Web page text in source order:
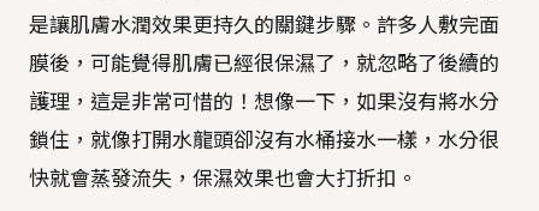
是讓肌膚水潤效果更持久的關鍵步驟。許多人敷完面
膜後，可能覺得肌膚已經很保濕了，就忽略了後續的
護理，這是非常可惜的！想像一下，如果沒有將水分
鎖住，就像打開水龍頭卻沒有水桶接水一樣，水分很
快就會蒸發流失，保濕效果也會大打折扣。